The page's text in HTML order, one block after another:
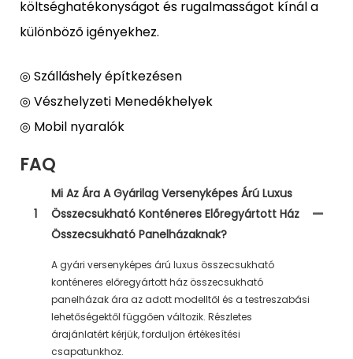
költséghatékonyságot és rugalmasságot kínál a
különböző igényekhez.
◎ Szálláshely építkezésen
◎ Vészhelyzeti Menedékhelyek
◎ Mobil nyaralók
FAQ
1
Mi Az Ára A Gyárilag Versenyképes Árú Luxus
Összecsukható Konténeres Előregyártott Ház
Összecsukható Panelházaknak?
A gyári versenyképes árú luxus összecsukható
konténeres előregyártott ház összecsukható
panelházak ára az adott modelltől és a testreszabási
lehetőségektől függően változik. Részletes
árajánlatért kérjük, forduljon értékesítési
csapatunkhoz.